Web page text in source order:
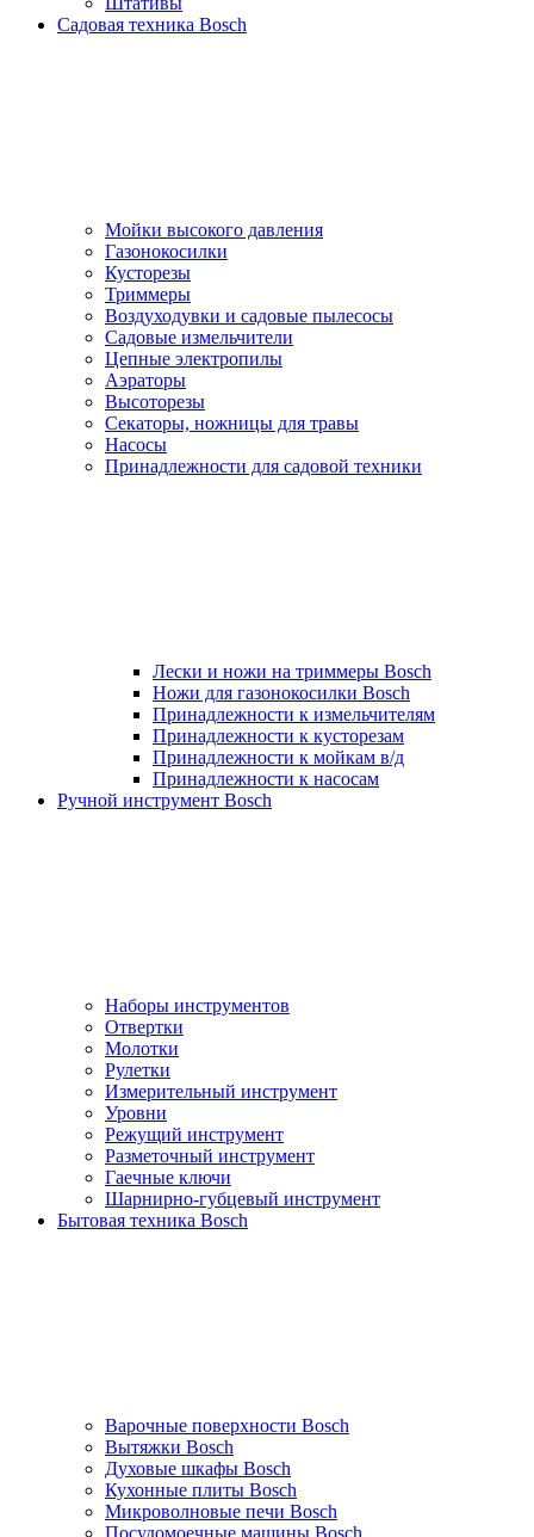
Садовая техника Bosch
Мойки высокого давления
Газонокосилки
Кусторезы
Триммеры
Воздуходувки и садовые пылесосы
Садовые измельчители
Цепные электропилы
Аэраторы
Высоторезы
Секаторы, нoжницы для травы
Насосы
Принадлежности для садовой техники
Лески и ножи на триммеры Bosch
Ножи для газонокосилки Bosch
Принадлежности к измельчителям
Принадлежности к кусторезам
Принадлежности к мойкам в/д
Принадлежности к насосам
Ручной инструмент Bosch
Наборы инструментов
Отвертки
Молотки
Рулетки
Измерительный инструмент
Уровни
Режущий инструмент
Разметочный инструмент
Гаечные ключи
Шарнирно-губцевый инструмент
Бытовая техника Bosch
Варочные поверхности Bosch
Вытяжки Bosch
Духовые шкафы Bosch
Кухонные плиты Bosch
Микроволновые печи Bosch
Посудомоечные машины Bosch